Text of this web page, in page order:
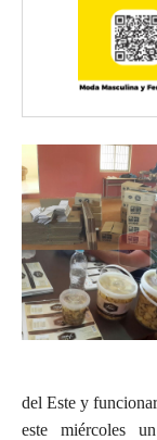
del Este y
este miércoles